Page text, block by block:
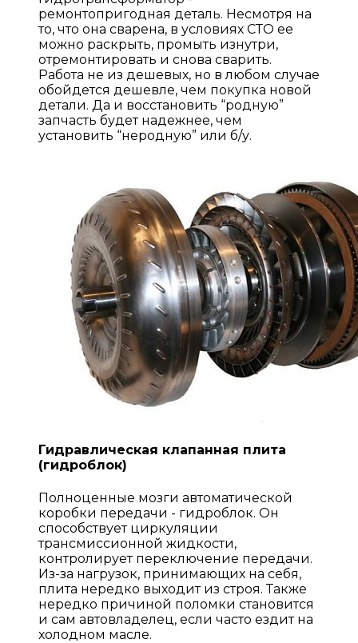
ремонтопригодная деталь. Несмотря на
то, что она сварена, в условиях СТО ее
можно раскрыть, промыть изнутри,
отремонтировать и снова сварить.
Работа не из дешевых, но в любом случае
обойдется дешевле, чем покупка новой
детали. Да и восстановить “родную”
запчасть будет надежнее, чем
установить “неродную” или б/у.
Гидравлическая клапанная плита
(гидроблок)
Полноценные мозги автоматической
коробки передачи - гидроблок. Он
способствует циркуляции
трансмиссионной жидкости,
контролирует переключение передачи.
Из-за нагрузок, принимающих на себя,
плита нередко выходит из строя. Также
нередко причиной поломки становится
и сам автовладелец, если часто ездит на
холодном масле.